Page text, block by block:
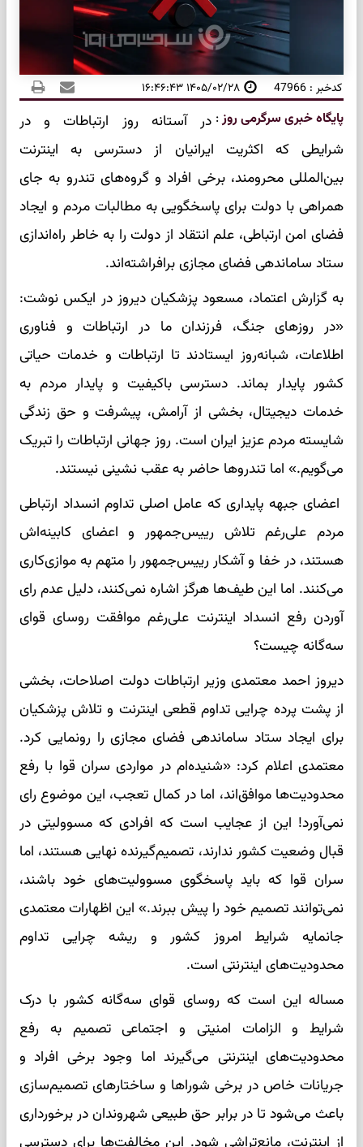
کدخبر : 47966 ۱۴۰۵/۰۲/۲۸ ۱۶:۴۶:۴۳
پایگاه خبری سرگرمی روز: در آستانه روز ارتباطات و در
شرایطی که اکثریت ایرانیان از دسترسی به اینترنت
بین‌المللی محرومند، برخی افراد و گروه‌های تندرو به جای
همراهی با دولت برای پاسخگویی به مطالبات مردم و ایجاد
فضای امن ارتباطی، علم انتقاد از دولت را به خاطر راه‌اندازی
ستاد ساماندهی فضای مجازی برافراشته‌اند.
به گزارش اعتماد، مسعود پزشکیان دیروز در ایکس نوشت:
«در روزهای جنگ، فرزندان ما در ارتباطات و فناوری
اطلاعات، شبانه‌روز ایستادند تا ارتباطات و خدمات حیاتی
کشور پایدار بماند. دسترسی باکیفیت و پایدار مردم به
خدمات دیجیتال، بخشی از آرامش، پیشرفت و حق زندگی
شایسته مردم عزیز ایران است. روز جهانی ارتباطات را تبریک
می‌گویم.» اما تندروها حاضر به عقب نشینی نیستند.
اعضای جبهه پایداری که عامل اصلی تداوم انسداد ارتباطی
مردم علی‌رغم تلاش رییس‌جمهور و اعضای کابینه‌اش
هستند، در خفا و آشکار رییس‌جمهور را متهم به موازی‌کاری
می‌کنند. اما این طیف‌ها هرگز اشاره نمی‌کنند، دلیل عدم رای
آوردن رفع انسداد اینترنت علی‌رغم موافقت روسای قوای
سه‌گانه چیست؟
دیروز احمد معتمدی وزیر ارتباطات دولت اصلاحات، بخشی
از پشت پرده چرایی تداوم قطعی اینترنت و تلاش پزشکیان
برای ایجاد ستاد ساماندهی فضای مجازی را رونمایی کرد.
معتمدی اعلام کرد: «شنیده‌ام در مواردی سران قوا با رفع
محدودیت‌‌ها موافق‌‌اند، اما در کمال تعجب، این موضوع رای
نمی‌‌آورد! این از عجایب است که افرادی که مسوولیتی در
قبال وضعیت کشور ندارند، تصمیم‌گیرنده نهایی هستند، اما
سران قوا که باید پاسخگوی مسوولیت‌های خود باشند،
نمی‌توانند تصمیم خود را پیش ببرند.» این اظهارات معتمدی
جانمایه شرایط امروز کشور و ریشه چرایی تداوم
محدودیت‌های اینترنتی است.
مساله این است که روسای قوای سه‌گانه کشور با درک
شرایط و الزامات امنیتی و اجتماعی تصمیم به رفع
محدودیت‌های اینترنتی می‌گیرند اما وجود برخی افراد و
جریانات خاص در برخی شوراها و ساختارهای تصمیم‌سازی
باعث می‌شود تا در برابر حق طبیعی شهروندان در برخورداری
از اینترنت، مانع‌تراشی شود. این مخالفت‌ها برای دسترسی